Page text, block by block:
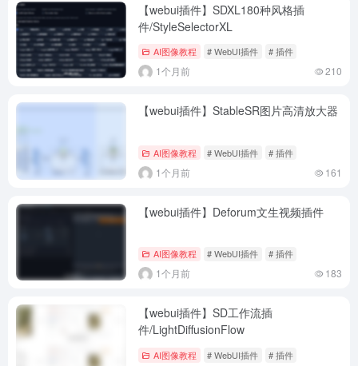
【webui插件】SDXL180种风格插
件/StyleSelectorXL
AI图像教程 # WebUI插件 # 插件
1个月前 210
【webui插件】StableSR图片高清放大器
AI图像教程 # WebUI插件 # 插件
1个月前 161
【webui插件】Deforum文生视频插件
AI图像教程 # WebUI插件 # 插件
1个月前 183
【webui插件】SD工作流插
件/LightDiffusionFlow
AI图像教程 # WebUI插件 # 插件